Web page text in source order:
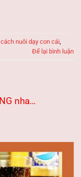
cách nuôi dạy con cái
Để lại bình luận
nha…